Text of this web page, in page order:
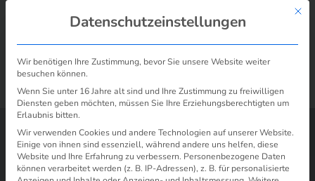
Preiserhöhung an!
Mit
Datenschutzeinstellungen
Wir benötigen Ihre Zustimmung, bevor Sie unsere Website weiter
besuchen können.
Wenn Sie unter 16 Jahre alt sind und Ihre Zustimmung zu freiwilligen
Diensten geben möchten, müssen Sie Ihre Erziehungsberechtigten um
Erlaubnis bitten.
Wir verwenden Cookies und andere Technologien auf unserer Website.
Einige von ihnen sind essenziell, während andere uns helfen, diese
Website und Ihre Erfahrung zu verbessern. Personenbezogene Daten
können verarbeitet werden (z. B. IP-Adressen), z. B. für personalisierte